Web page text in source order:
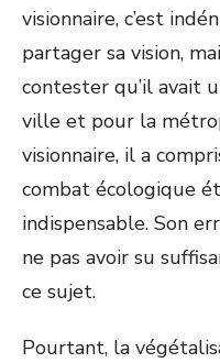
visionnaire, c’est
partager sa vision,
contester qu’il avait
ville et pour la
visionnaire, il a
combat écologique
indispensable. Son
ne pas avoir su
ce sujet.
Pourtant, la